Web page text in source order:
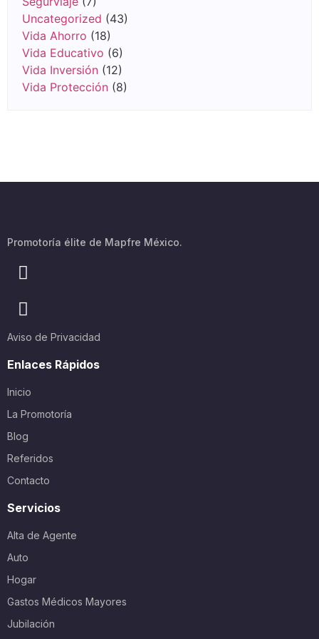
Uncategorized (43)
Vida Ahorro (18)
Vida Educativo (6)
Vida Inversión (12)
Vida Protección (8)
Promotoría élite de Mapfre México.
Aviso de Privacidad
Enlaces Rápidos
Inicio
La Promotoría
Blog
Referidos
Contacto
Servicios
Alta de Agente
Auto
Hogar
Gastos Médicos Mayores
Jubilación